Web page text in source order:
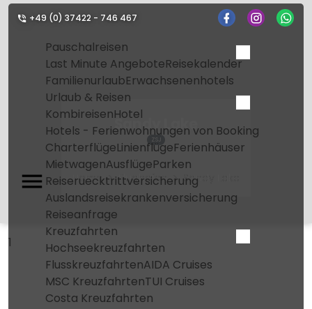
+49 (0) 37422 - 746 467
Pauschalreisen
Last Minute AngeboteReisekalender
FamilienurlaubErwachsenenhotels
Urlaub & Reisen
KombireisenHotel
Hotels - Ferienwohnungen von Booking
CharterflügeLinienflügeFerienhäuser
MietwagenAusflügeParken
Reiseruecktrittversicherung
Auslandsreisekrankenversicherung
Reiseanfrage
Kreuzfahrten
Hochseekreuzfahrten
FlusskreuzfahrtenAIDA Cruises
MSC KreuzfahrtenTUI Cruises
Costa Kreuzfahrten
Sandy Lake
ZSJ
Home Flughafen Sandy Lake
1